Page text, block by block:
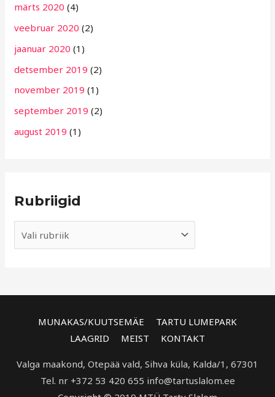
märts 2020 (4)
veebruar 2020 (2)
jaanuar 2020 (1)
detsember 2019 (2)
november 2019 (1)
september 2019 (2)
august 2019 (1)
Rubriigid
MUNAKAS/KUUTSEMÄE
TARTU LUMEPARK
LAAGRID
MEIST KONTAKT
Valga maakond, Otepää vald, Sihva küla, Kalda/1, 67301
Tel. nr +372 53 420 655 info@tartuslalom.ee